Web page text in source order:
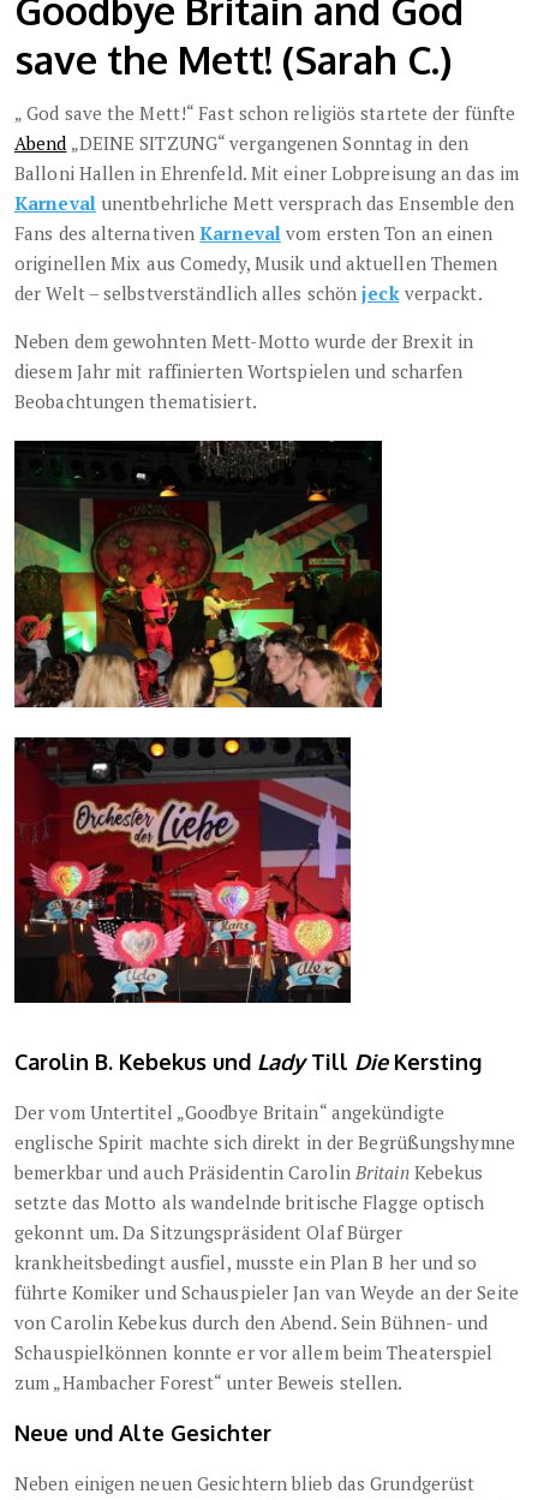
Goodbye Britain and God
save the Mett! (Sarah C.)
„ God save the Mett!“ Fast schon religiös startete der fünfte
Abend „DEINE SITZUNG“ vergangenen Sonntag in den
Balloni Hallen in Ehrenfeld. Mit einer Lobpreisung an das im
Karneval unentbehrliche Mett versprach das Ensemble den
Fans des alternativenKarneval vom ersten Ton an einen
originellen Mix aus Comedy, Musik und aktuellen Themen
der Welt – selbstverständlich alles schönjeckverpackt.
Neben dem gewohnten Mett-Motto wurde der Brexit in
diesem Jahr mit raffinierten Wortspielen und scharfen
Beobachtungen thematisiert.
Carolin B. Kebekus und LadyTill Die Kersting
Der vom Untertitel „Goodbye Britain“ angekündigte
englische Spirit machte sich direkt in der Begrüßungshymne
bemerkbar und auch Präsidentin Carolin BritainKebekus
setzte das Motto als wandelnde britische Flagge optisch
gekonnt um. Da Sitzungspräsident Olaf Bürger
krankheitsbedingt ausfiel, musste ein Plan B her und so
führte Komiker und Schauspieler Jan van Weyde an der Seite
von Carolin Kebekus durch den Abend. Sein Bühnen- und
Schauspielkönnen konnte er vor allem beim Theaterspiel
zum „Hambacher Forest“ unter Beweis stellen.
Neue und Alte Gesichter
Neben einigen neuen Gesichtern blieb das Grundgerüst